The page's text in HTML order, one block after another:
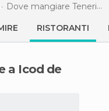
Dove mangiare Tenerife
RISTORANTI